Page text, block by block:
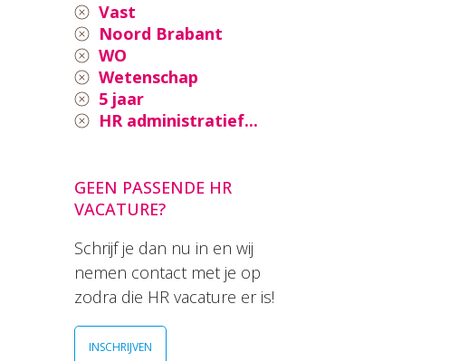
Vast
Noord Brabant
WO
Wetenschap
5 jaar
HR administratief...
GEEN PASSENDE HR
VACATURE?
Schrijf je dan nu in en wij
nemen contact met je op
zodra die HR vacature er is!
INSCHRIJVEN